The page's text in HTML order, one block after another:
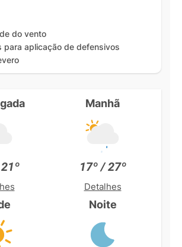
do vento
para aplicação de defensivos
Manhã
17º / 27º
Detalhes
Noite